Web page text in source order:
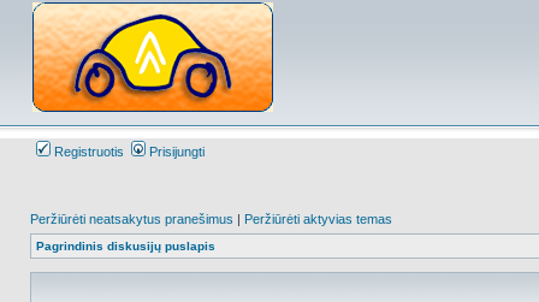
Registruotis Prisijungti
Peržiūrėti neatsakytus pranešimus | Peržiūrėti aktyvias temas
Pagrindinis diskusijų puslapis